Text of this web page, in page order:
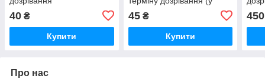
40 ₴
Купити
45₴
Купити
450
Про нас